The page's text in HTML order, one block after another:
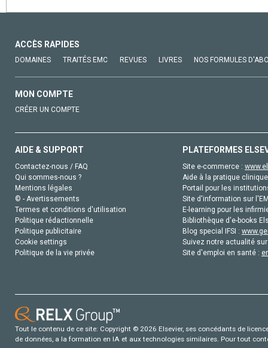
ACCÈS RAPIDES
DOMAINES TRAITÉS EMC REVUES LIVRES NOS FORMULES
MON COMPTE
CRÉER UN COMPTE
AIDE & SUPPORT
Contactez-nous / FAQ
Qui sommes-nous ?
Mentions légales
© - Avertissements
Termes et conditions d'utilisation
Politique rédactionnelle
Politique publicitaire
Cookie settings
Politique de la vie privée
PLATEFORMES
Site e-commerce :
Aide à la pratique
Portail pour les
Site d'information sur
E-learning pour les
Bibliothèque d'e-books
Blog special IFSI :
Suivez notre actualité
Site d'emploi en santé :
Tout le contenu de ce site: Copyright © 2026 Elsevier, ses concédants de
de données, a la formation en IA et aux technologies similaires. Pour tout